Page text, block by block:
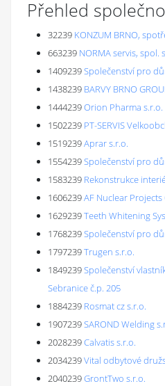
Přehled
32239 KONZUM BRNO,
663239 NORMA servis, spol.
1409239Společenství pro
1438239 BARVY BRNO
1444239Orion Pharma s.r.o.
1502239 PT-SERVIS
1519239Aprar s.r.o.
1554239Společenství pro
1583239 Rekonstrukce
1606239AF Nuclear Projects
1629239Teeth Whitening
1768239Společenství pro
1797239Trugen s.r.o.
1849239Společenství
Sebranice č.p. 205
1884239 Rosmat cz s.r.o.
1907239SAROND Welding
2028239Calvatis s.r.o.
2034239Vital odbytové
2040239GrontTwo s.r.o.